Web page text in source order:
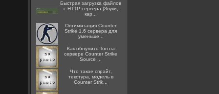
Быстрая загрузка файлов
с HTTP сервера (Звуки,
кар...
Оптимизация Counter
Strike 1.6 сервера для
уменьше...
Как обнулить Топ на
сервере Counter Strike
Source ...
Что такое спрайт,
текстура, модель в
Counter Strik...